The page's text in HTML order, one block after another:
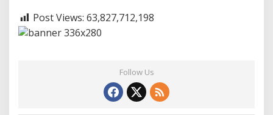
Post Views: 63,827,712,198
Follow Us